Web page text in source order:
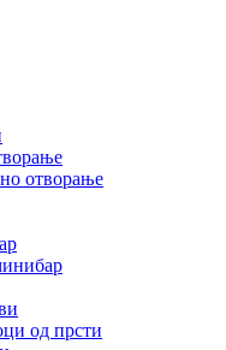
отворање
од прсти